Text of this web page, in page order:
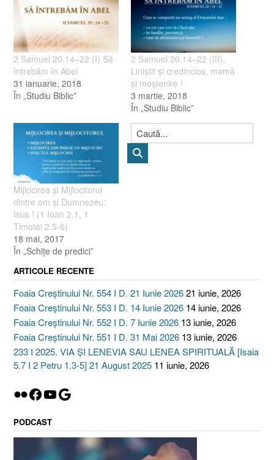
2 Samuel 20.14–22 (I) Să
întrebăm în Abel
31 ianuarie, 2018
În „Studiu Biblic”
2 Samuel 20.14–22 (III),
Liniştit şi credincios, mamă
şi moştenire !
3 martie, 2018
În „Studiu Biblic”
Mijlocirea şi Mijlocitorul
dintre om şi Dumnezeu:
Isus ! (1 Ioan 2.1, 1
Timotei 2.5-6)
18 mai, 2017
În „Schiţe de predici”
ARTICOLE RECENTE
Foaia Creștinului Nr. 554 I D. 21 Iunie 202621 iunie, 2026
Foaia Creștinului Nr. 553 I D. 14 Iunie 2026 14 iunie, 2026
Foaia Creștinului Nr. 552 I D. 7 Iunie 2026 13 iunie, 2026
Foaia Creștinului Nr. 551 I D. 31 Mai 2026 13 iunie, 2026
233 I 2025. VIA ȘI LENEVIA SAU LENEA SPIRITUALĂ [Isaia
5.7 I 2 Petru 1.3-5] 21 August 2025 11 iunie, 2026
Flickr
Facebook
YouTube
Google
PODCAST